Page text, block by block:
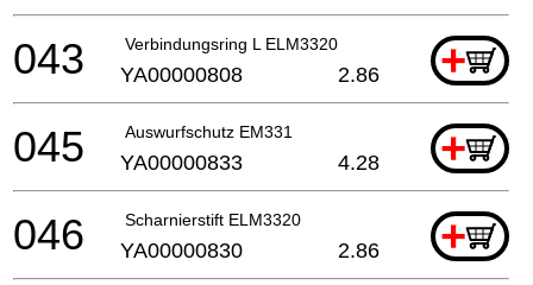
Verbindungsring L ELM3320 +
043 YA00000808 2.86
Auswurfschutz EM331 +
045 YA00000833 4.28
Scharnierstift ELM3320 +
046 YA00000830 2.86